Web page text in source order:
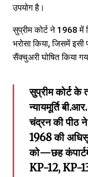
उपयोग है।
सुप्रीम कोर्ट ने 1968 में
भरोसा किया, जिसमें इसी
सैंक्चुअरी घोषित किया
सुप्रीम कोर्ट के
न्यायमूर्ति
चंद्रन की पीठ ने
1968 की
को—छह
KP-12, KP-